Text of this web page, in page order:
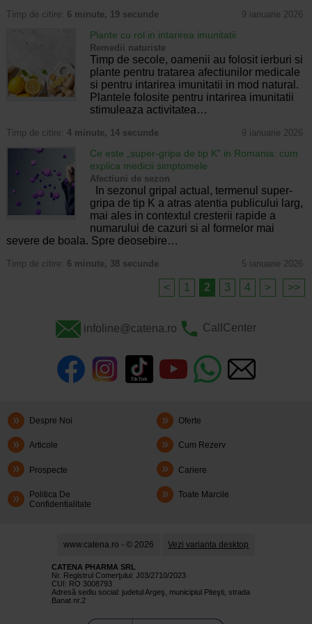
Timp de citire: 6 minute, 19 secunde 9 ianuarie 2026
Plante cu rol in intarirea imunitatii
Remedii naturiste
Timp de secole, oamenii au folosit ierburi si
plante pentru tratarea afectiunilor medicale
si pentru intarirea imunitatii in mod natural.
Plantele folosite pentru intarirea imunitatii
stimuleaza activitatea…
Timp de citire: 4 minute, 14 secunde 9 ianuarie 2026
Ce este „super-gripa de tip K” in Romania: cum
explica medicii simptomele
Afectiuni de sezon
In sezonul gripal actual, termenul super-
gripa de tip K a atras atentia publicului larg,
mai ales in contextul cresterii rapide a
numarului de cazuri si al formelor mai
severe de boala. Spre deosebire…
Timp de citire: 6 minute, 38 secunde 5 ianuarie 2026
< 1 2 3 4 > >>
infoline@catena.ro CallCenter
Despre Noi Oferte
Articole Cum Rezerv
Prospecte Cariere
Politica De
Confidentialitate
Toate Marcile
www.catena.ro - © 2026 Vezi varianta desktop
CATENA PHARMA SRL
Nr. Registrul Comerţului: J03/2710/2023
CUI: RO 3008793
Adresă sediu social: judetul Argeş, municipiul Piteşti, strada
Banat nr.2